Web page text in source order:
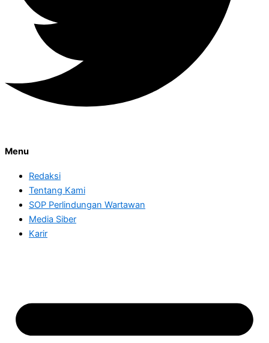
Menu
Redaksi
Tentang Kami
SOP Perlindungan Wartawan
Media Siber
Karir